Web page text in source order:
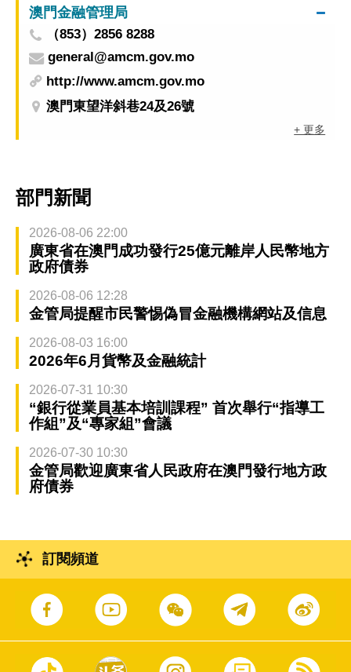
澳門金融管理局
（853）2856 8288
general@amcm.gov.mo
http://www.amcm.gov.mo
澳門東望洋斜巷24及26號
+ 更多
部門新聞
2026-08-06 22:00
廣東省在澳門成功發行25億元離岸人民幣地方
政府債券
2026-08-06 12:28
金管局提醒市民警惕偽冒金融機構網站及信息
2026-08-03 16:00
2026年6月貨幣及金融統計
2026-07-31 10:30
“銀行從業員基本培訓課程” 首次舉行“指導工
作組”及“專家組”會議
2026-07-30 10:30
金管局歡迎廣東省人民政府在澳門發行地方政
府債券
訂閱頻道